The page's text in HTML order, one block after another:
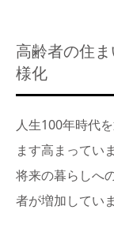
高齢者の住
様化
人生100年時代
ます高まってい
将来の暮らしへ
者が増加していま